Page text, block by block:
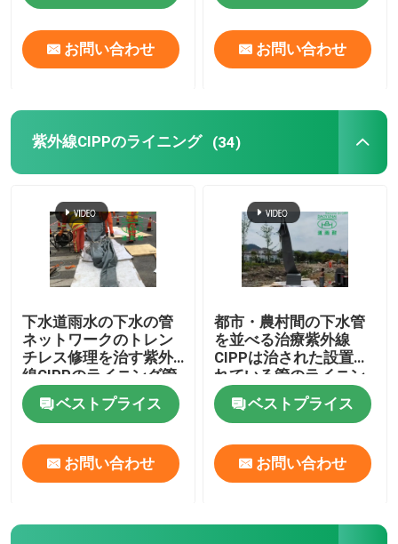
お問い合わせ お問い合わせ
紫外線CIPPのライニング (34)
下水道雨水の下水の管
ネットワークのトレン
チレス修理を治す紫外
線CIPPのライニング管
ベストプライス
お問い合わせ
都市・農村間の下水管
を並べる治療紫外線
CIPPは治された設置さ
れている管のライニン
グ プロセスを修理する
ベストプライス
お問い合わせ